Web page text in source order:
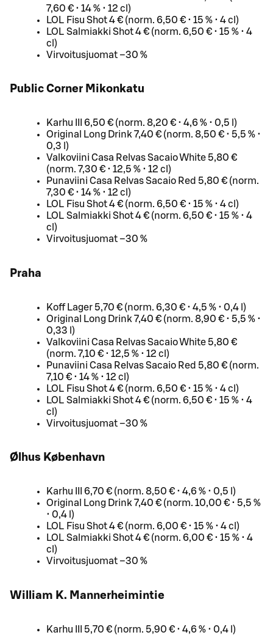
7,60 € • 14 % • 12 cl)
LOL Fisu Shot 4 € (norm. 6,50 € • 15 % • 4 cl)
LOL Salmiakki Shot 4 € (norm. 6,50 € • 15 % • 4
cl)
Virvoitusjuomat –30 %
Public Corner Mikonkatu
Karhu III 6,50 € (norm. 8,20 € • 4,6 % • 0,5 l)
Original Long Drink 7,40 € (norm. 8,50 € • 5,5 % •
0,3 l)
Valkoviini Casa Relvas Sacaio White 5,80 €
(norm. 7,30 € • 12,5 % • 12 cl)
Punaviini Casa Relvas Sacaio Red 5,80 € (norm.
7,30 € • 14 % • 12 cl)
LOL Fisu Shot 4 € (norm. 6,50 € • 15 % • 4 cl)
LOL Salmiakki Shot 4 € (norm. 6,50 € • 15 % • 4
cl)
Virvoitusjuomat –30 %
Praha
Koff Lager 5,70 € (norm. 6,30 € • 4,5 % • 0,4 l)
Original Long Drink 7,40 € (norm. 8,90 € • 5,5 % •
0,33 l)
Valkoviini Casa Relvas Sacaio White 5,80 €
(norm. 7,10 € • 12,5 % • 12 cl)
Punaviini Casa Relvas Sacaio Red 5,80 € (norm.
7,10 € • 14 % • 12 cl)
LOL Fisu Shot 4 € (norm. 6,50 € • 15 % • 4 cl)
LOL Salmiakki Shot 4 € (norm. 6,50 € • 15 % • 4
cl)
Virvoitusjuomat –30 %
Ølhus København
Karhu III 6,70 € (norm. 8,50 € • 4,6 % • 0,5 l)
Original Long Drink 7,40 € (norm. 10,00 € • 5,5 %
• 0,4 l)
LOL Fisu Shot 4 € (norm. 6,00 € • 15 % • 4 cl)
LOL Salmiakki Shot 4 € (norm. 6,00 € • 15 % • 4
cl)
Virvoitusjuomat –30 %
William K. Mannerheimintie
Karhu III 5,70 € (norm. 5,90 € • 4,6 % • 0,4 l)